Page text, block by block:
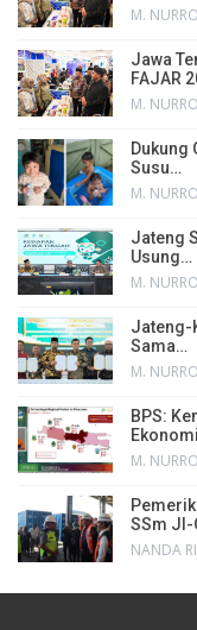
M.
Jawa
FAJAR
M.
Dukung
Susu…
M.
Jateng
Usung…
M.
Jateng-
Sama…
M.
BPS:
M.
SSm JI-